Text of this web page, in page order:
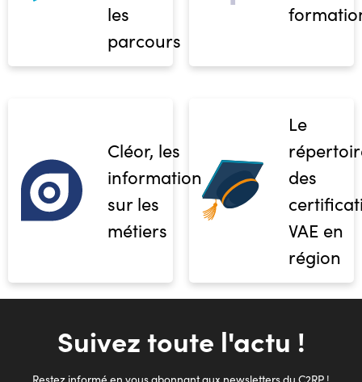
les
parcours
Cléor, les
informations
sur les
métiers
Le
des
VAE en
région
Suivez toute l'actu !